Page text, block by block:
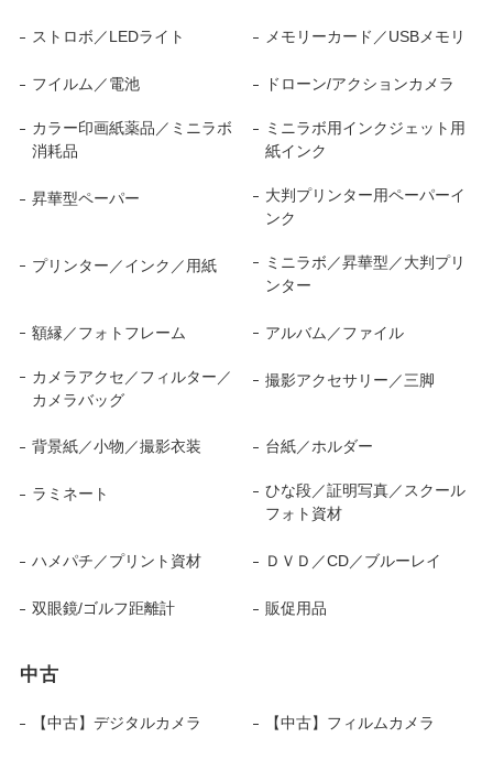
ストロボ／LEDライト メモリーカード／USBメモリ
フイルム／電池 ドローン/アクションカメラ
カラー印画紙薬品／ミニラボ
消耗品
ミニラボ用インクジェット用
紙インク
昇華型ペーパー
大判プリンター用ペーパーイ
ンク
プリンター／インク／用紙
ミニラボ／昇華型／大判プリ
ンター
額縁／フォトフレーム アルバム／ファイル
カメラアクセ／フィルター／
カメラバッグ
撮影アクセサリー／三脚
背景紙／小物／撮影衣装 台紙／ホルダー
ラミネート
ひな段／証明写真／スクール
フォト資材
ハメパチ／プリント資材 ＤＶＤ／CD／ブルーレイ
双眼鏡/ゴルフ距離計 販促用品
中古
【中古】デジタルカメラ 【中古】フィルムカメラ